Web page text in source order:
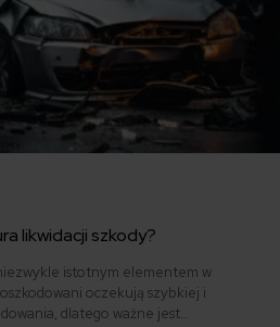
likwidacji szkody?
istotnym elementem w
oczekują szybkiej i
dlatego ważne jest